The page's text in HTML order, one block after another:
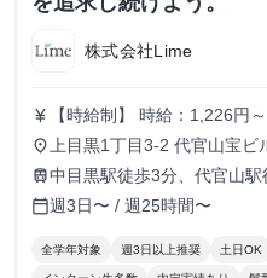
株式会社Lime
currency_yen
【時給制】 時給：1,226円
て昇給します。 【月給制】 尚、フルコミットできる方は月
給制もご用意しております
評価面談により毎月昇給の
80,000円 <モデル月収> 260,000円 /入社6ヶ月 330,000
円 /入社1年 400,000円 /
place 上目黒1丁目3-2 代官山宝
train中目黒駅徒歩3分、代官山
calendar_today週3日〜 / 週25時間〜
全学年対象 週3日以上推奨 土日OK